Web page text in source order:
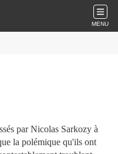
MENU
par Nicolas Sarkozy à
la polémique qu'ils ont